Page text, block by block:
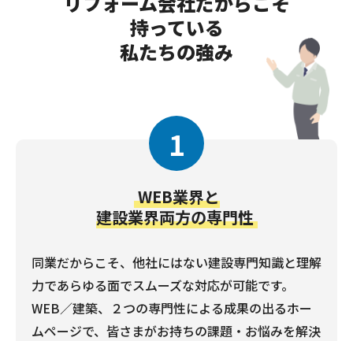
持っている
私たちの強み
1
WEB業界と
建設業界両方の専門性
同業だからこそ、他社にはない建設専門知識と理解
力であらゆる面でスムーズな対応が可能です。
WEB／建築、２つの専門性による成果の出るホー
ムページで、皆さまがお持ちの課題・お悩みを解決